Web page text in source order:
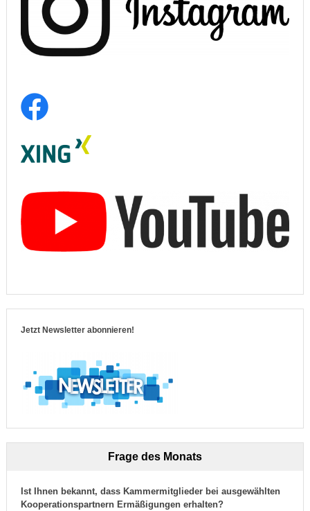
Jetzt Newsletter abonnieren!
Frage des Monats
Ist Ihnen bekannt, dass Kammermitglieder bei ausgewählten
Kooperationspartnern Ermäßigungen erhalten?